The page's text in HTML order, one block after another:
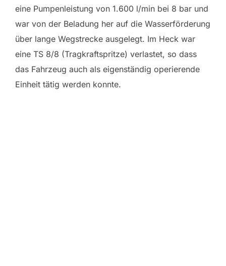
eine Pumpenleistung von 1.600 l/min bei 8 bar und
war von der Beladung her auf die Wasserförderung
über lange Wegstrecke ausgelegt. Im Heck war
eine TS 8/8 (Tragkraftspritze) verlastet, so dass
das Fahrzeug auch als eigenständig operierende
Einheit tätig werden konnte.